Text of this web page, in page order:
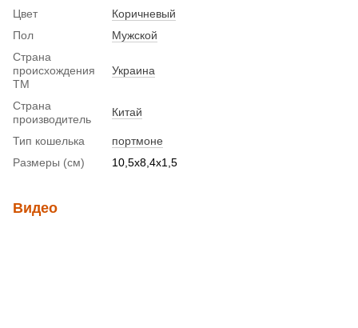
Цвет
Коричневый
Пол
Мужской
Страна
происхождения
ТМ
Украина
Страна
производитель
Китай
Тип кошелька
портмоне
Размеры (см)
10,5х8,4х1,5
Видео